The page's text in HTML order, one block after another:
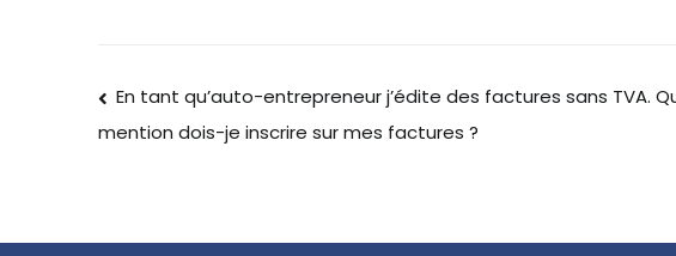
En tant qu’auto-entrepreneur j’édite des factures sans TVA.
mention dois-je inscrire sur mes factures ?